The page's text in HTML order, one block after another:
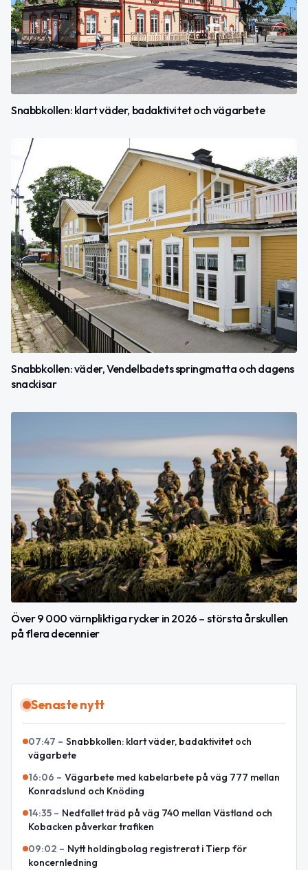
Snabbkollen: klart väder, badaktivitet och vägarbete
Snabbkollen: väder, Vendelbadets springmatta och dagens
snackisar
Över 9 000 värnpliktiga rycker in 2026 – största årskullen
på flera decennier
Senaste nytt
07:47 – Snabbkollen: klart väder, badaktivitet och
vägarbete
16:06 – Vägarbete med kabelarbete på väg 777 mellan
Konradslund och Knöding
14:35 – Nedfallet träd på väg 740 mellan Västland och
Kobacken påverkar trafiken
09:02 – Nytt holdingbolag registrerat i Tierp för
koncernledning